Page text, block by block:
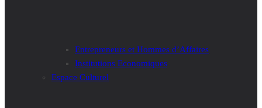
Entrepreneurs et Hommes d’Affaires
Institutions Economiques
Espace Culturel